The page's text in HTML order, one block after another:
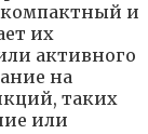
и
их
активного
на
таких
или